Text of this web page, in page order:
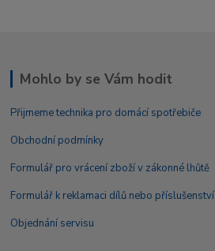
Mohlo by se Vám hodit
Přijmeme technika pro domácí spotřebiče
Obchodní podmínky
Formulář pro vrácení zboží v zákonné lhůtě
Formulář k reklamaci dílů nebo příslušenství
Objednání servisu